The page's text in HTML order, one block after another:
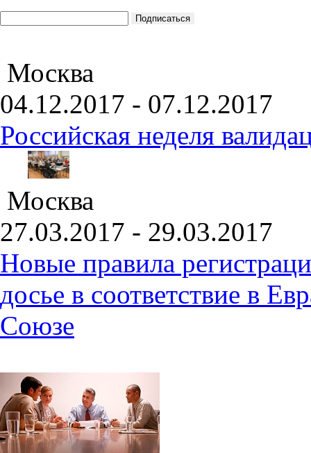
Москва
04.12.2017 - 07.12.2017
Российская неделя
Москва
27.03.2017 - 29.03.2017
Новые правила
досье в соответствие в
Союзе